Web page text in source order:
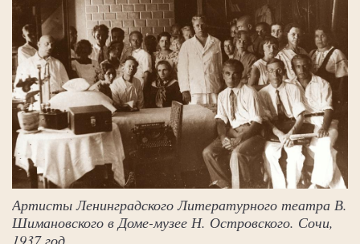
Артисты Ленинградского Литературного театра В.
Шимановского в Доме-музее Н. Островского. Сочи,
1937 год